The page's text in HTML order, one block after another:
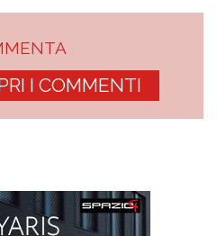
I COMMENTI